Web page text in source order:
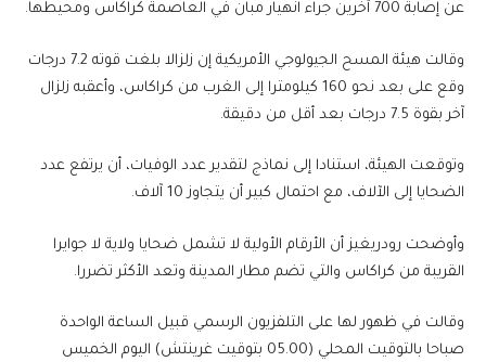
عن إصابة 700 آخرين جراء انهيار مبان ‌في العاصمة كراكاس ومحيطها.
وقالت هيئة المسح الجيولوجي الأمريكية إن زلزالا بلغت قوته 7.2 درجات
وقع على بعد نحو 160 كيلومترا إلى الغرب من كراكاس، وأعقبه زلزال
آخر بقوة 7.5 ​درجات بعد أقل من دقيقة.
وتوقعت الهيئة، استنادا إلى نماذج لتقدير عدد ​الوفيات، أن يرتفع عدد
الضحايا إلى الآلاف، مع احتمال كبير ⁠أن يتجاوز 10 آلاف.
وأوضحت رودريغيز أن الأرقام الأولية لا تشمل ضحايا ولاية لا ​جوايرا
القريبة من كراكاس والتي تضم مطار المدينة وتعد الأكثر تضررا.
وقالت في ​ظهور لها على التلفزيون الرسمي قبيل الساعة الواحدة
صباحا بالتوقيت المحلي (05.00 بتوقيت غرينتش) اليوم الخميس